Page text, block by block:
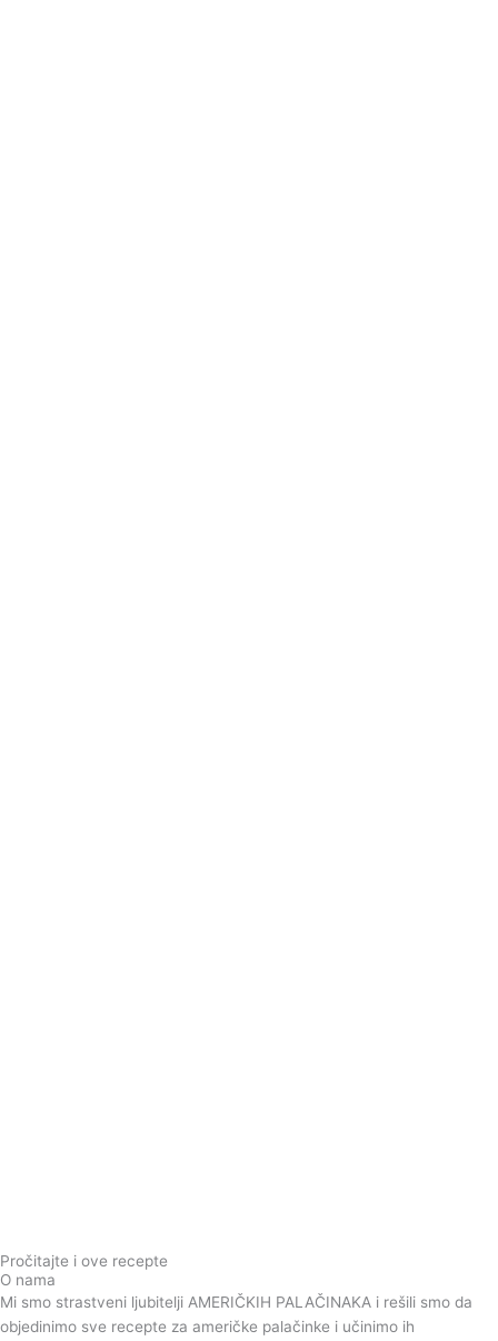
Pročitajte i ove recepte
O nama
Mi smo strastveni ljubitelji AMERIČKIH PALAČINAKA i rešili smo da
objedinimo sve recepte za američke palačinke i učinimo ih